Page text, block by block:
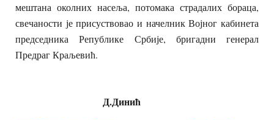
мештана околних насеља, потомака страдалих бораца,
свечаности је присуствовао и начелник Војног кабинета
председника Републике Србије, бригадни генерал
Предраг Краљевић.
Д.Динић